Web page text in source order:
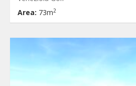
Area: 73m2